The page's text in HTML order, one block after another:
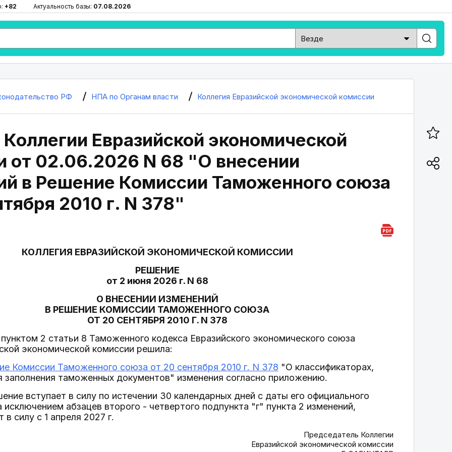
+82 Актуальность базы: 07.08.2026
РФ НПА по Органам власти Коллегия Евразийской экономической комиссии
Евразийской экономической
от 02.06.2026 N 68 "О внесении
в Решение Комиссии Таможенного союза
2010 г. N 378"
КОЛЛЕГИЯ ЕВРАЗИЙСКОЙ ЭКОНОМИЧЕСКОЙ КОМИССИИ
РЕШЕНИЕ
от 2 июня 2026 г. N 68
О ВНЕСЕНИИ ИЗМЕНЕНИЙ
В РЕШЕНИЕ КОМИССИИ ТАМОЖЕННОГО СОЮЗА
ОТ 20 СЕНТЯБРЯ 2010 Г. N 378
2 статьи 8 Таможенного кодекса Евразийского экономического союза
экономической комиссии решила:
Комиссии Таможенного союза от 20 сентября 2010 г. N 378 "О классификаторах,
заполнения таможенных документов" изменения согласно приложению.
вступает в силу по истечении 30 календарных дней с даты его официального
исключением абзацев второго - четвертого подпункта "г" пункта 2 изменений,
силу с 1 апреля 2027 г.
Председатель Коллегии
Евразийской экономической комиссии